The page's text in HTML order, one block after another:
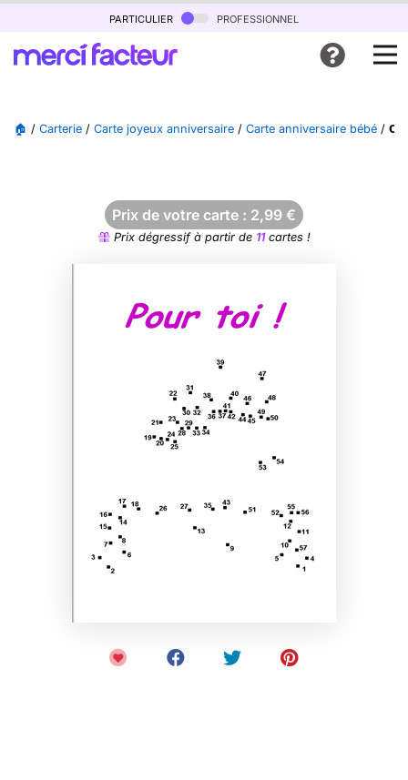
particulier professionnel
🏠 / Carterie / Carte joyeux anniversaire / Carte anniversaire bébé /
Prix de votre carte : 2,99 €
Prix dégressif à partir de 11cartes !